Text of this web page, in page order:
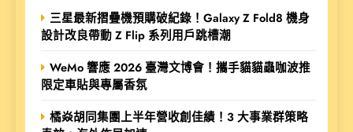
三星最新摺疊機預購破紀錄！Galaxy Z Fold8 機身
設計改良帶動 Z Flip 系列用戶跳槽潮
WeMo 響應 2026 臺灣文博會！攜手貓貓蟲咖波推
限定車貼與專屬香氛
橘焱胡同集團上半年營收創佳績！3 大事業群策略